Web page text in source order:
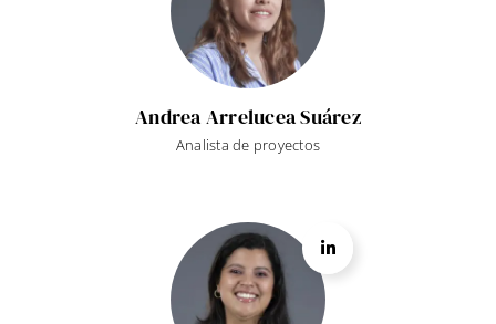
Andrea Arrelucea Suárez
Analista de proyectos